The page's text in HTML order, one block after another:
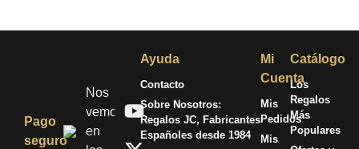
Pago
seguro
Nos
vemos
en
Ayuda
Contacto
Sobre Nosotros:
Regalos JC, Fabricantes
Españoles desde 1984
Mi
Cuenta
Mis
Pedidos
Mis
Catálogo
Los
Regalos
Más
Populares